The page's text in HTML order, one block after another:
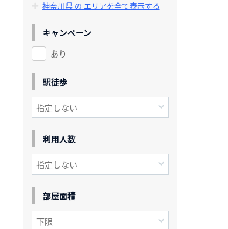
神奈川県 の エリアを全て表示する
キャンペーン
あり
駅徒歩
利用人数
部屋面積